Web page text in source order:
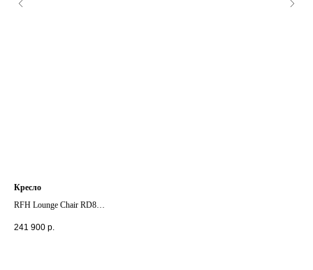
Кресло
RFH Lounge Chair RD8
241 900 р.